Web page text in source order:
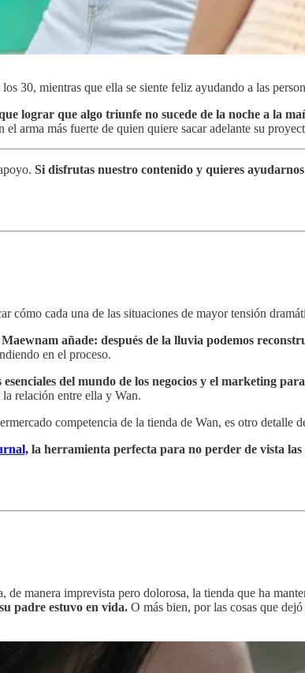
30, mientras que ella se siente feliz ayudando a las
lograr que algo triunfe no sucede de la noche a la
arma más fuerte de quien quiere sacar adelante su
Si disfrutas nuestro contenido y quieres
cómo cada una de las situaciones de mayor tensión
añade: después de la lluvia podemos
en el proceso.
del mundo de los negocios y el marketing
la relación entre ella y Wan.
competencia de la tienda de Wan, es otro detalle
la herramienta perfecta para no perder de vista
manera imprevista pero dolorosa, la tienda que ha
padre estuvo en vida. O más bien, por las cosas que